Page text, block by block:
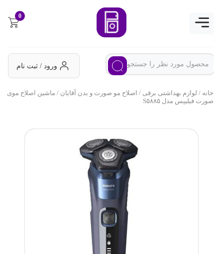
ورود / ثبت نام
خانه/لوازم بهداشتی برقی /اصلاح مو صورت و بدن آقایان/ ماشین اصلاح موی
صورت فیلیپس مدل S۵۸۸۵